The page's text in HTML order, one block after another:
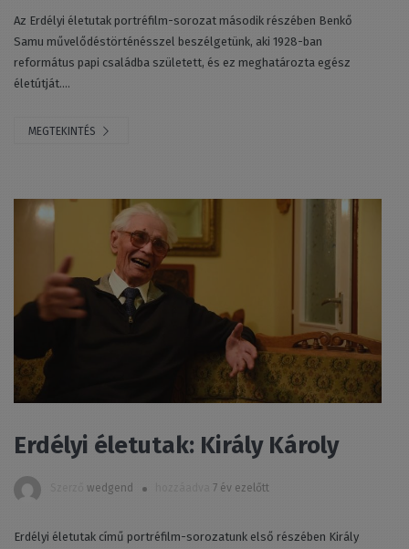
Az Erdélyi életutak portréfilm-sorozat második részében Benkő
Samu művelődéstörténésszel beszélgetünk, aki 1928-ban
református papi családba született, és ez meghatározta egész
életútját....
MEGTEKINTÉS
Erdélyi életutak: Király Károly
wedgend 7 év ezelőtt
Erdélyi életutak című portréfilm-sorozatunk első részében Király